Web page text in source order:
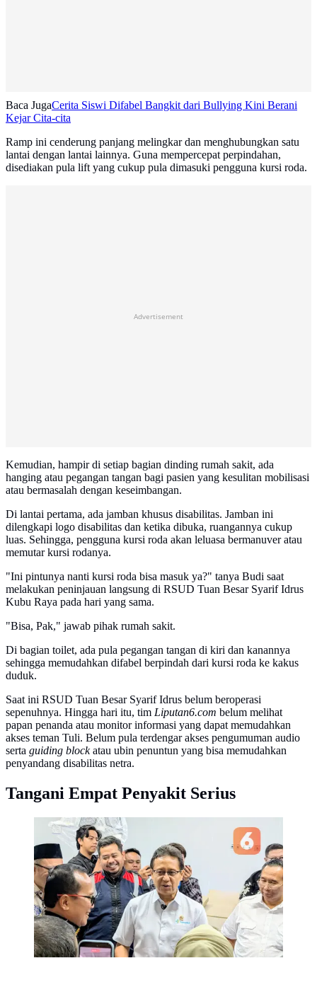
Baca JugaCerita Siswi Difabel Bangkit dari Bullying Kini Berani
Kejar Cita-cita
Ramp ini cenderung panjang melingkar dan menghubungkan satu
lantai dengan lantai lainnya. Guna mempercepat perpindahan,
disediakan pula lift yang cukup pula dimasuki pengguna kursi roda.
Advertisement
Kemudian, hampir di setiap bagian dinding rumah sakit, ada
hanging atau pegangan tangan bagi pasien yang kesulitan mobilisasi
atau bermasalah dengan keseimbangan.
Di lantai pertama, ada jamban khusus disabilitas. Jamban ini
dilengkapi logo disabilitas dan ketika dibuka, ruangannya cukup
luas. Sehingga, pengguna kursi roda akan leluasa bermanuver atau
memutar kursi rodanya.
"Ini pintunya nanti kursi roda bisa masuk ya?" tanya Budi saat
melakukan peninjauan langsung di RSUD Tuan Besar Syarif Idrus
Kubu Raya pada hari yang sama.
"Bisa, Pak," jawab pihak rumah sakit.
Di bagian toilet, ada pula pegangan tangan di kiri dan kanannya
sehingga memudahkan difabel berpindah dari kursi roda ke kakus
duduk.
Saat ini RSUD Tuan Besar Syarif Idrus belum beroperasi
sepenuhnya. Hingga hari itu, tim Liputan6.com belum melihat
papan penanda atau monitor informasi yang dapat memudahkan
akses teman Tuli. Belum pula terdengar akses pengumuman audio
serta guiding blockatau ubin penuntun yang bisa memudahkan
penyandang disabilitas netra.
Tangani Empat Penyakit Serius
Menkes Budi Tinjau Akses Disabilitas di RSUD Tuan
Besar Syarif Idrus Kubu Raya, RS Terpencil Program
Quick Win, Kalimantan Barat, Jumat (6/2/2026). Foto:
Liputan6.com/Ade Nasihudin.